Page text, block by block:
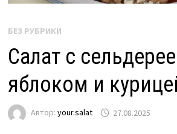
БЕЗ РУБРИКИ
Салат с
яблоком и
Автор: your.salat 27.08.2025